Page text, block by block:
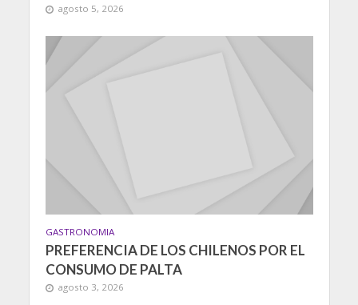
agosto 5, 2026
GASTRONOMIA
PREFERENCIA DE LOS CHILENOS POR EL
CONSUMO DE PALTA
agosto 3, 2026